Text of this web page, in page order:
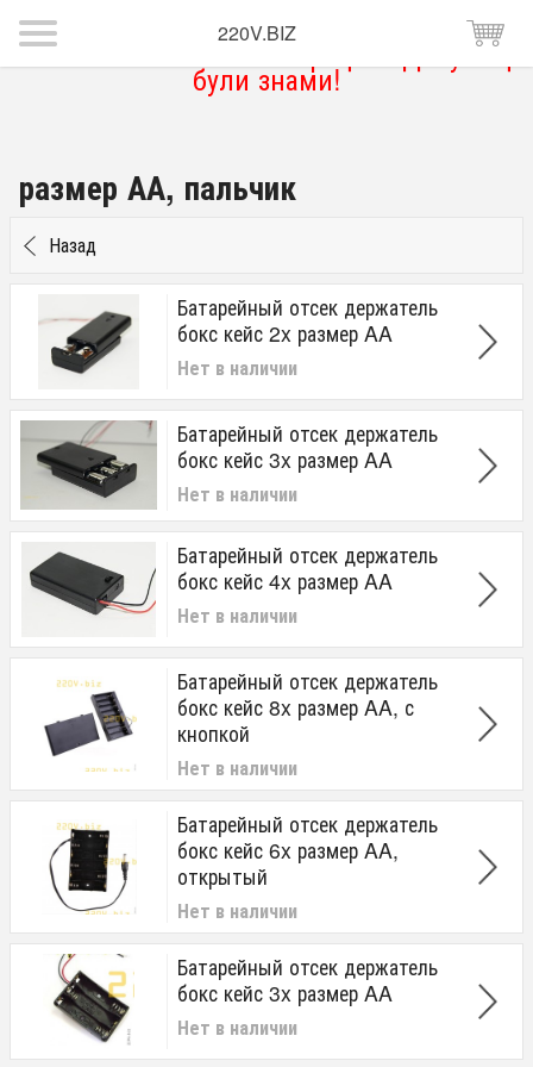
Магазин тимчасово не працює. Дякую що
були знами!
220V.BIZ
размер АА, пальчик
Назад
Батарейный отсек держатель
бокс кейс 2x размер AA
Нет в наличии
Батарейный отсек держатель
бокс кейс 3x размер AA
Нет в наличии
Батарейный отсек держатель
бокс кейс 4x размер AA
Нет в наличии
Батарейный отсек держатель
бокс кейс 8x размер AA, с
кнопкой
Нет в наличии
Батарейный отсек держатель
бокс кейс 6x размер AA,
открытый
Нет в наличии
Батарейный отсек держатель
бокс кейс 3x размер AA
Нет в наличии